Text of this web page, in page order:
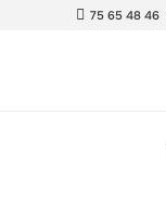
75 65 48 46